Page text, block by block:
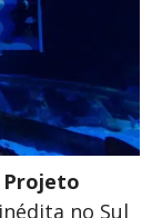
Projeto
no Sul